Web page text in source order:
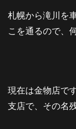
札幌から滝川を
こを通るので、
現在は金物店で
支店で、その名